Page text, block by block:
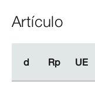
Artículo
d Rp UE
d Rp UE